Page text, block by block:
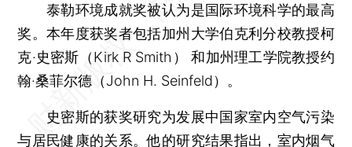
泰勒环境成就奖被认为是国际环境科学的最高
奖。本年度获奖者包括加州大学伯克利分校教授柯
克·史密斯（Kirk R Smith） 和加州理工学院教授约
翰·桑菲尔德（John H. Seinfeld）。
史密斯的获奖研究为发展中国家室内空气污染
与居民健康的关系。他的研究结果指出，室内烟气